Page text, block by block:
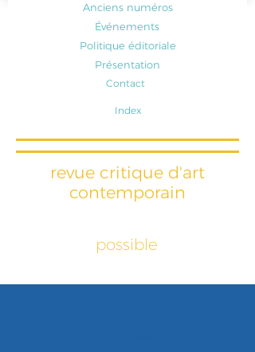
Anciens numéros
Événements
Politique éditoriale
Présentation
Contact
Index
revue critique d'art
contemporain
possible